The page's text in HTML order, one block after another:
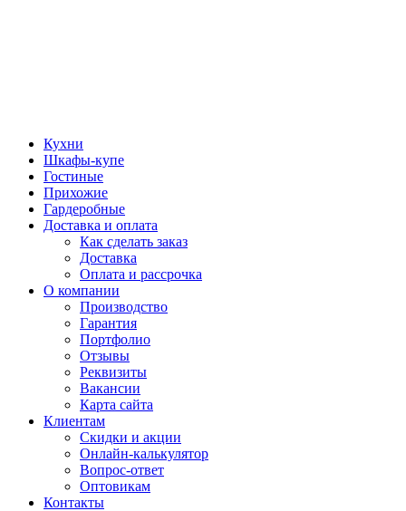
Кухни
Шкафы-купе
Гостиные
Прихожие
Гардеробные
Доставка и оплата
Как сделать заказ
Доставка
Оплата и рассрочка
О компании
Производство
Гарантия
Портфолио
Отзывы
Реквизиты
Вакансии
Карта сайта
Клиентам
Скидки и акции
Онлайн-калькулятор
Вопрос-ответ
Оптовикам
Контакты